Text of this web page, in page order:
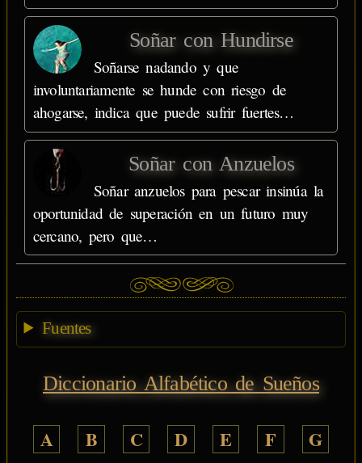
Soñar con Hundirse
Soñarse nadando y que
involuntariamente se hunde con riesgo de
ahogarse, indica que puede sufrir fuertes…
Soñar con Anzuelos
Soñar anzuelos para pescar insinúa la
oportunidad de superación en un futuro muy
cercano, pero que…
Fuentes
Diccionario Alfabético de Sueños
A B C D E F
G